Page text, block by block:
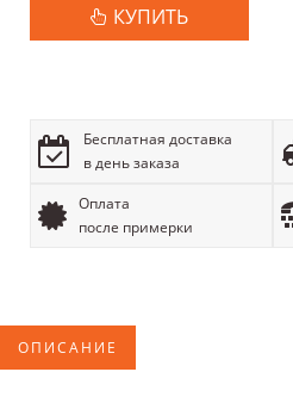
КУПИТЬ
Бесплатная доставка
в день заказа
Оплата
после примерки
ОПИСАНИЕ